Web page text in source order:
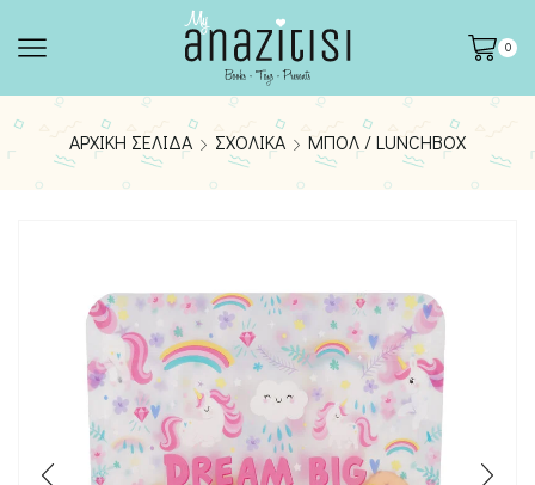
0
ΑΡΧΙΚΉ ΣΕΛΊΔΑ ΣΧΟΛΙΚΆ ΜΠΟΛ / LUNCHBOX